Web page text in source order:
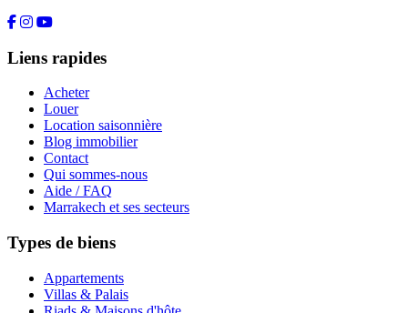
Liens rapides
Acheter
Louer
Location saisonnière
Blog immobilier
Contact
Qui sommes-nous
Aide / FAQ
Marrakech et ses secteurs
Types de biens
Appartements
Villas & Palais